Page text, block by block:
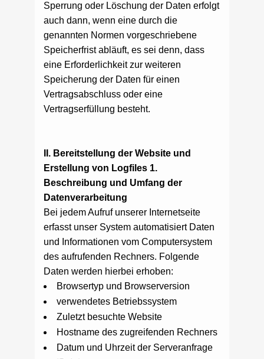
Sperrung oder Löschung der Daten erfolgt
auch dann, wenn eine durch die
genannten Normen vorgeschriebene
Speicherfrist abläuft, es sei denn, dass
eine Erforderlichkeit zur weiteren
Speicherung der Daten für einen
Vertragsabschluss oder eine
Vertragserfüllung besteht.
II. Bereitstellung der Website und
Erstellung von Logfiles 1.
Beschreibung und Umfang der
Datenverarbeitung
Bei jedem Aufruf unserer Internetseite
erfasst unser System automatisiert Daten
und Informationen vom Computersystem
des aufrufenden Rechners. Folgende
Daten werden hierbei erhoben:
Browsertyp und Browserversion
verwendetes Betriebssystem
Zuletzt besuchte Website
Hostname des zugreifenden Rechners
Datum und Uhrzeit der Serveranfrage